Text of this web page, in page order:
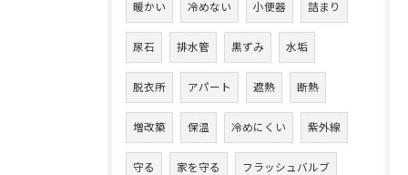
暖かい 冷めない 小便器 詰まり
尿石 排水管 黒ずみ 水垢
脱衣所 アパート 遮熱 断熱
増改築 保温 冷めにくい 紫外線
守る 家を守る フラッシュバルブ